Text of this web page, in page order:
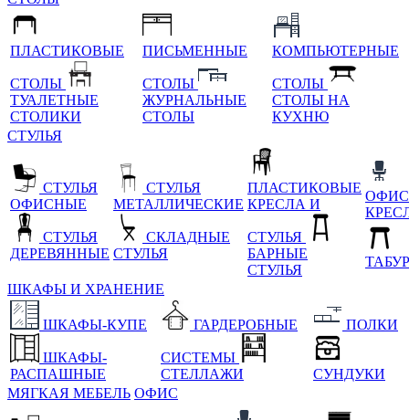
ПЛАСТИКОВЫЕ
СТОЛЫ
ТУАЛЕТНЫЕ
СТОЛИКИ
ПИСЬМЕННЫЕ
СТОЛЫ
ЖУРНАЛЬНЫЕ
СТОЛЫ
КОМПЬЮТЕРНЫЕ
СТОЛЫ
СТОЛЫ НА
КУХНЮ
СТУЛЬЯ
СТУЛЬЯ
ОФИСНЫЕ
СТУЛЬЯ
ДЕРЕВЯННЫЕ
СТУЛЬЯ
МЕТАЛЛИЧЕСКИЕ
СКЛАДНЫЕ
СТУЛЬЯ
ПЛАСТИКОВЫЕ
КРЕСЛА И
СТУЛЬЯ
БАРНЫЕ
СТУЛЬЯ
ШКАФЫ И ХРАНЕНИЕ
ШКАФЫ-КУПЕ
ШКАФЫ-
РАСПАШНЫЕ
ГАРДЕРОБНЫЕ
СИСТЕМЫ
СТЕЛЛАЖИ
ПОЛКИ
СУНДУКИ
МЯГКАЯ МЕБЕЛЬ ОФИС